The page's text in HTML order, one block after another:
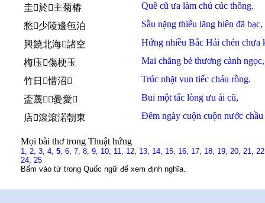
圭𪧘於𬈋主菊椿
Quê cũ ưa làm chủ cúc thông.
愁𱢒少陵邊㐌泊
Sầu nặng thiếu lăng biên đã bạc,
興饒北海𱔩諸空
Hứng nhiều Bắc Hải chén chưa
梅庒𢯏傷梗玉
Mai chăng bẻ thương cành ngọc,
竹日𡍋惜沼𧍰
Trúc nhặt vun tiếc cháu rồng.
盃蔑𡬷𢚸憂愛𪧘
Bui một tấc lòng ưu ái cũ,
店𣈜滾滾渃朝東
Đêm ngày cuộn cuộn nước chầu
Mọi bài thơ trong Thuật hứng
1, 2, 3, 4, 5, 6, 7, 8, 9, 10, 11, 12, 13, 14, 15, 16, 17, 18, 19, 20, 21,
24, 25
Bấm vào từ trong Quốc ngữ để xem định nghĩa.